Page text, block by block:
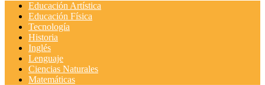
Educación Artística
Educación Física
Tecnología
Historia
Inglés
Lenguaje
Ciencias Naturales
Matemáticas